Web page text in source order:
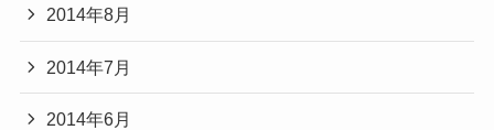
2014年8月
2014年7月
2014年6月